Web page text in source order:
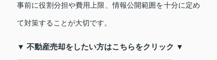
事前に役割分担や費用上限、情報公開範囲を十分に定め
て対策することが大切です。
▼ 不動産売却をしたい方はこちらをクリック ▼